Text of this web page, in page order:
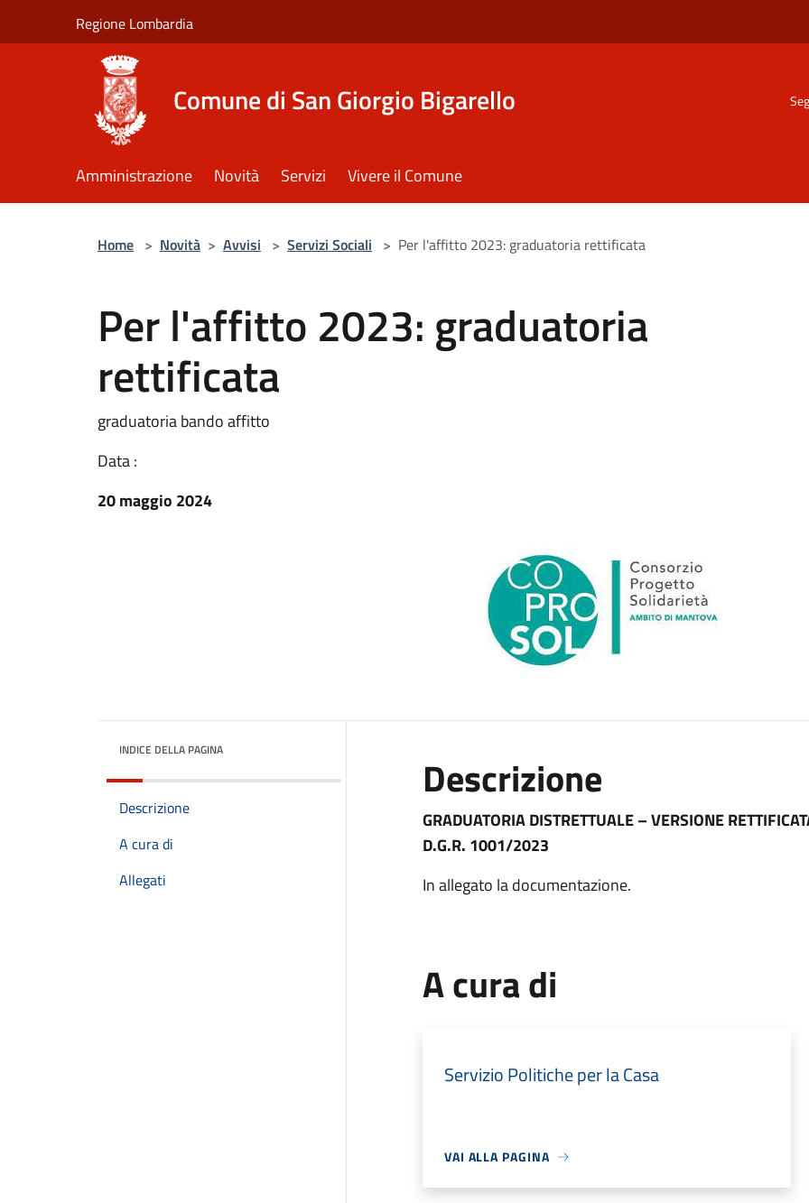
Regione Lombardia
Comune di San Giorgio Bigarello
Amministrazione Novità Servizi Vivere il Comune
Home > Novità > Avvisi > Servizi Sociali > Per l'affitto 2023: graduatoria rettificata
Per l'affitto 2023: graduatoria
rettificata
graduatoria bando affitto
Data :
20 maggio 2024
INDICE DELLA PAGINA
Descrizione
A cura di
Allegati
Descrizione
GRADUATORIA DISTRETTUALE – VERSIONE
D.G.R. 1001/2023
In allegato la documentazione.
A cura di
Servizio Politiche per la Casa
VAI ALLA PAGINA